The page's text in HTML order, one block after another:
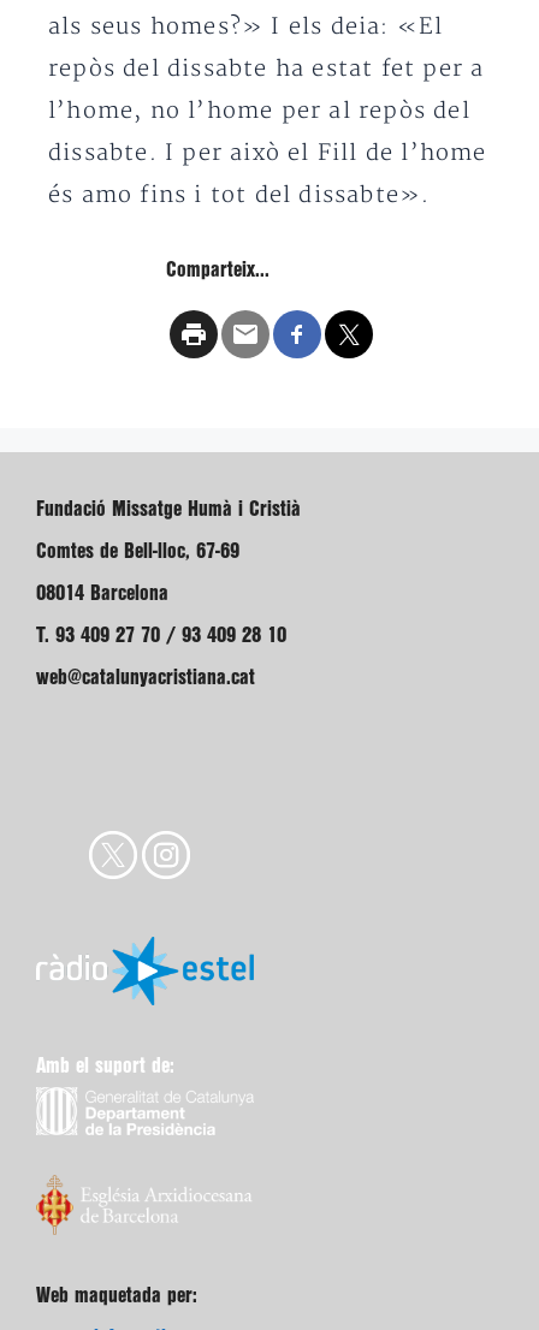
als seus homes?» I els deia: «El
repòs del dissabte ha estat fet per a
l’home, no l’home per al repòs del
dissabte. I per això el Fill de l’home
és amo fins i tot del dissabte».
Comparteix...
Fundació Missatge Humà i Cristià
Comtes de Bell-lloc, 67-69
08014 Barcelona
T. 93 409 27 70 / 93 409 28 10
web@catalunyacristiana.cat
Amb el suport de:
unmon-informatic.com
Subscriu-te gratuïtament a l’e-butlletí de “Catalunya